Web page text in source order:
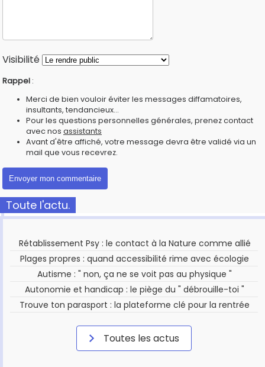
Visibilité
Rappel :
Merci de bien vouloir éviter les messages diffamatoires,
insultants, tendancieux...
Pour les questions personnelles générales, prenez contact
avec nos assistants
Avant d'être affiché, votre message devra être validé via un
mail que vous recevrez.
Toute l'actu.
Rétablissement Psy : le contact à la Nature comme allié
Plages propres : quand accessibilité rime avec écologie
Autisme : " non, ça ne se voit pas au physique "
Autonomie et handicap : le piège du " débrouille-toi "
Trouve ton parasport : la plateforme clé pour la rentrée
Toutes les actus